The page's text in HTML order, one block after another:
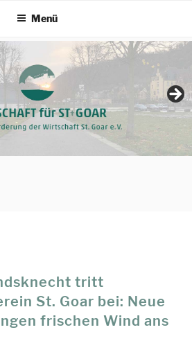
Menü
tritt
St. Goar bei: Neue
frischen Wind ans